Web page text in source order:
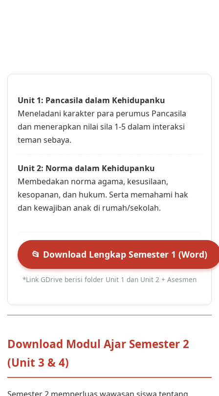
Unit 1: Pancasila dalam Kehidupanku
Meneladani karakter para perumus Pancasila
dan menerapkan nilai sila 1-5 dalam interaksi
teman sebaya.
Unit 2: Norma dalam Kehidupanku
Membedakan norma agama, kesusilaan,
kesopanan, dan hukum. Serta memahami hak
dan kewajiban anak di rumah/sekolah.
📂 Download Lengkap Semester 1 (Word)
*Link GDrive berisi folder Unit 1 dan Unit 2 + Asesmen
Download Modul Ajar Semester 2
(Unit 3 & 4)